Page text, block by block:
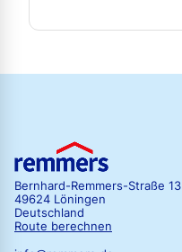
Bernhard-Remmers-Straße 13
49624 Löningen
Deutschland
Route berechnen